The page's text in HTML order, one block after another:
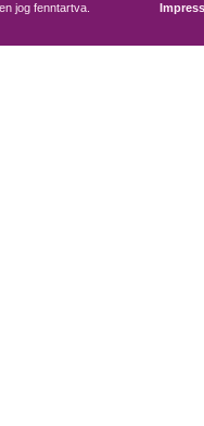
jog fenntartva.